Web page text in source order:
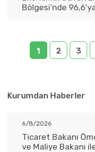
Bölgesi’nde
1 2 3
Kurumdan Haberler
6/8/2026
Ticaret Bakanı
ve Maliye Bakanı